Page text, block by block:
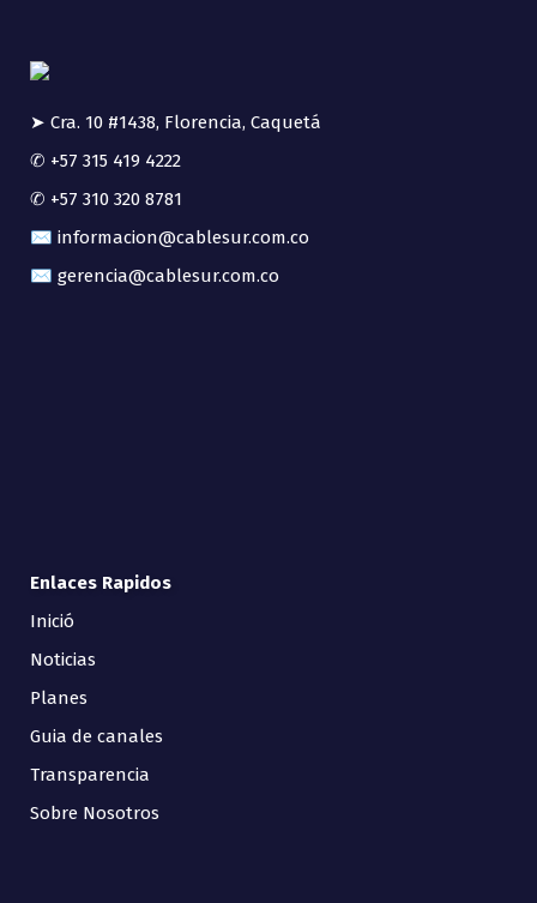
➤ Cra. 10 #1438, Florencia, Caquetá
✆ +57 315 419 4222
✆ +57 310 320 8781
✉ informacion@cablesur.com.co
✉ gerencia@cablesur.com.co
Enlaces Rapidos
Inició
Noticias
Planes
Guia de canales
Transparencia
Sobre Nosotros